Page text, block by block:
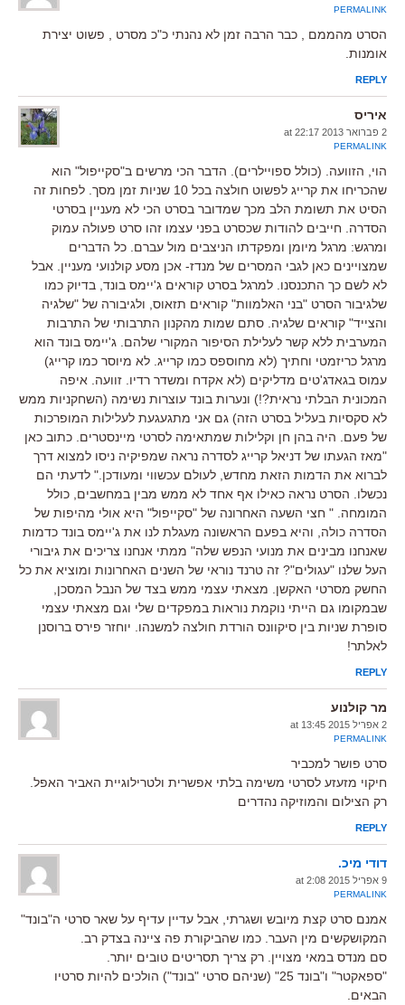
PERMALINK
הסרט מהממם , כבר הרבה זמן לא נהנתי כ"כ מסרט , פשוט יצירת
אומנות.
REPLY
איריס
2 פברואר 2013 at 22:17
PERMALINK
הוי, הזוועה. (כולל ספויילרים). הדבר הכי מרשים ב"סקייפול" הוא
שהכריחו את קרייג לפשוט חולצה בכל 10 שניות זמן מסך. לפחות זה
הסיט את תשומת הלב מכך שמדובר בסרט הכי לא מעניין בסרטי
הסדרה. חייבים להודות שכסרט בפני עצמו זהו סרט פעולה עמוק
ומרגש: מרגל מיומן ומפקדתו הניצבים מול עברם. כל הדברים
שמצויינים כאן לגבי המסרים של מנדז- אכן מסע קולנועי מעניין. אבל
לא לשם כך התכנסנו. למרגל בסרט קוראים ג'יימס בונד, בדיוק כמו
שלגיבור הסרט "בני האלמוות" קוראים תזאוס, ולגיבורה של "שלגיה
והצייד" קוראים שלגיה. סתם שמות מהקנון התרבותי של התרבות
המערבית ללא קשר לעלילת הסיפור המקורי שלהם. ג'יימס בונד הוא
מרגל כריזמטי וחתיך (לא מחוספס כמו קרייג. לא מיוסר כמו קרייג)
עמוס בגאדג'טים מדליקים (לא אקדח ומשדר רדיו. זוועה. איפה
המכונית הבלתי נראית?!) ונערות בונד עוצרות נשימה (השחקניות ממש
לא סקסיות בעליל בסרט הזה) גם אני מתגעגעת לעלילות המופרכות
של פעם. היה בהן חן וקלילות שמתאימה לסרטי מיינסטרים. כתוב כאן
"מאז הגעתו של דניאל קרייג לסדרה נראה שמפיקיה ניסו למצוא דרך
לברוא את הדמות הזאת מחדש, לעולם עכשווי ומעודכן." לדעתי הם
נכשלו. הסרט נראה כאילו אף אחד לא ממש מבין במחשבים, כולל
המומחה. " חצי השעה האחרונה של "סקייפול" היא אולי מהיפות של
הסדרה כולה, והיא בפעם הראשונה מעגלת לנו את ג'יימס בונד כדמות
שאנחנו מבינים את מנועי הנפש שלה" ממתי אנחנו צריכים את גיבורי
העל שלנו "עגולים"? זה טרנד נוראי של השנים האחרונות ומוציא את כל
החשק מסרטי האקשן. מצאתי עצמי ממש בצד של הנבל המסכן,
שבמקומו גם הייתי נוקמת נוראות במפקדים שלי וגם מצאתי עצמי
סופרת שניות בין סיקוונס הורדת חולצה למשנהו. יוחזר פירס ברוסנן
לאלתר!
REPLY
מר קולנוע
2 אפריל 2015 at 13:45
PERMALINK
סרט פושר למכביר
חיקוי מזעזע לסרטי משימה בלתי אפשרית ולטרילוגיית האביר האפל.
רק הצילום והמוזיקה נהדרים
REPLY
דודי מיכ.
9 אפריל 2015 at 2:08
PERMALINK
אמנם סרט קצת מיובש ושגרתי, אבל עדיין עדיף על שאר סרטי ה"בונד"
המקושקשים מין העבר. כמו שהביקורת פה ציינה בצדק רב.
סם מנדס במאי מצויין. רק צריך תסריטים טובים יותר.
"ספאקטר" ו"בונד 25" (שניהם סרטי "בונד") הולכים להיות סרטיו
הבאים.